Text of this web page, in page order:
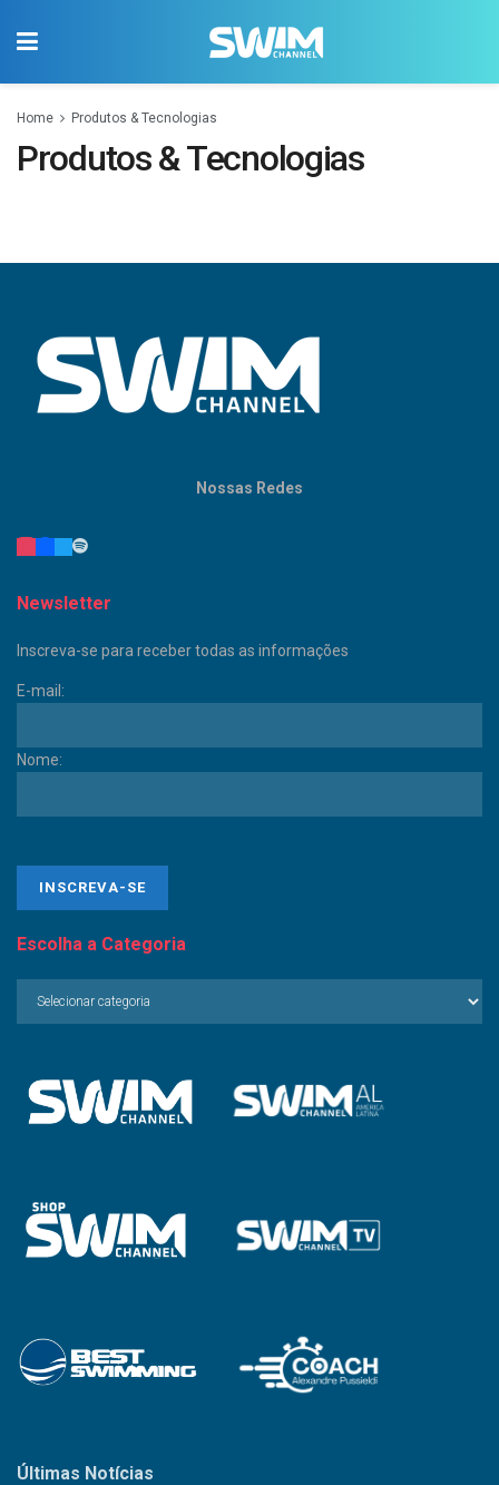
Home Produtos & Tecnologias
Produtos & Tecnologias
Nossas Redes
Newsletter
Inscreva-se para receber todas as informações
E-mail:
Nome:
Escolha a Categoria
Últimas Notícias